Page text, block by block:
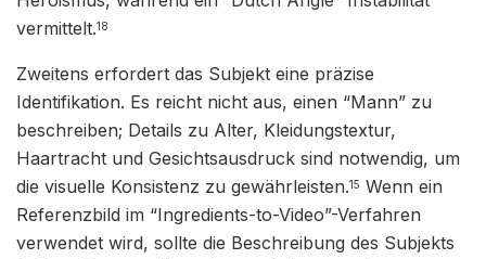
vermittelt.18
Zweitens erfordert das Subjekt eine präzise
Identifikation. Es reicht nicht aus, einen “Mann” zu
beschreiben; Details zu Alter, Kleidungstextur,
Haartracht und Gesichtsausdruck sind notwendig, um
die visuelle Konsistenz zu gewährleisten.15 Wenn ein
Referenzbild im “Ingredients-to-Video”-Verfahren
verwendet wird, sollte die Beschreibung des Subjekts